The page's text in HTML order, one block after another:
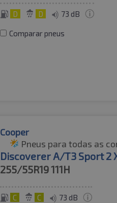
D D 73 dB
Comparar pneus
Cooper
Pneus para todas as
Discoverer A/T3 Sport 2
255/55R19111H
C C 73 dB